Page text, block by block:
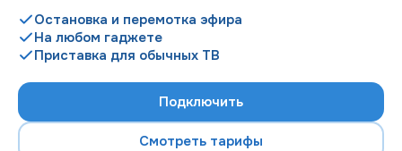
TV+
Проверить возможность подключения
Остановка и перемотка эфира
На любом гаджете
Приставка для обычных ТВ
Подключить
Смотреть тарифы